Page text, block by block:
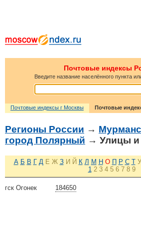
Почтовые индексы
Введите название населённого пункта
Почтовые индексы г Москвы Почтовые
Регионы России →
город Полярный → Улицы и
А Б В Г Д Е Ж З И Й К Л М Н О П Р С Т У
1 2 3 4 5 6 7 8 9
184650
гск Огонек